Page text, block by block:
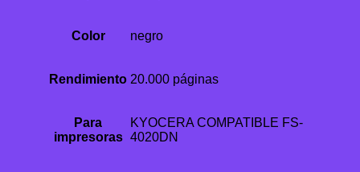
Color negro
Rendimiento 20.000 páginas
Para
impresoras
KYOCERA COMPATIBLE FS-
4020DN